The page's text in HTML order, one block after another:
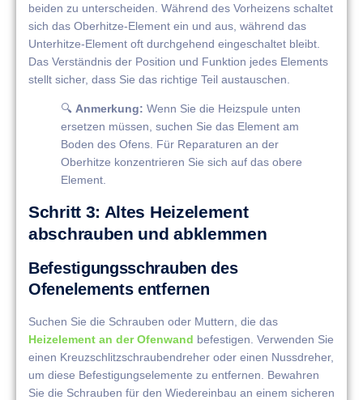
beiden zu unterscheiden. Während des Vorheizens schaltet
sich das Oberhitze-Element ein und aus, während das
Unterhitze-Element oft durchgehend eingeschaltet bleibt.
Das Verständnis der Position und Funktion jedes Elements
stellt sicher, dass Sie das richtige Teil austauschen.
🔍 Anmerkung: Wenn Sie die Heizspule unten
ersetzen müssen, suchen Sie das Element am
Boden des Ofens. Für Reparaturen an der
Oberhitze konzentrieren Sie sich auf das obere
Element.
Schritt 3: Altes Heizelement
abschrauben und abklemmen
Befestigungsschrauben des
Ofenelements entfernen
Suchen Sie die Schrauben oder Muttern, die das
Heizelement an der Ofenwand befestigen. Verwenden Sie
einen Kreuzschlitzschraubendreher oder einen Nussdreher,
um diese Befestigungselemente zu entfernen. Bewahren
Sie die Schrauben für den Wiedereinbau an einem sicheren